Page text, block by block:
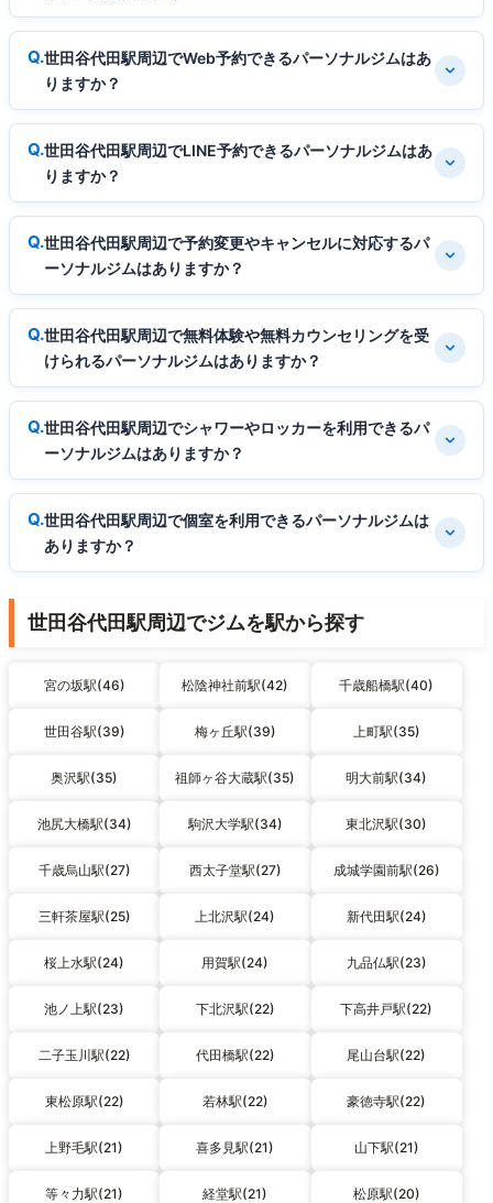
世田谷代田駅周辺でWeb予約できるパーソナルジムはあ
りますか？
世田谷代田駅周辺でLINE予約できるパーソナルジムはあ
りますか？
世田谷代田駅周辺で予約変更やキャンセルに対応するパ
ーソナルジムはありますか？
世田谷代田駅周辺で無料体験や無料カウンセリングを受
けられるパーソナルジムはありますか？
世田谷代田駅周辺でシャワーやロッカーを利用できるパ
ーソナルジムはありますか？
世田谷代田駅周辺で個室を利用できるパーソナルジムは
ありますか？
世田谷代田駅周辺でジムを駅から探す
宮の坂駅(46) 松陰神社前駅(42) 千歳船橋駅(40)
世田谷駅(39) 梅ヶ丘駅(39) 上町駅(35)
奥沢駅(35) 祖師ヶ谷大蔵駅(35) 明大前駅(34)
池尻大橋駅(34) 駒沢大学駅(34) 東北沢駅(30)
千歳烏山駅(27) 西太子堂駅(27) 成城学園前駅(26)
三軒茶屋駅(25) 上北沢駅(24) 新代田駅(24)
桜上水駅(24) 用賀駅(24) 九品仏駅(23)
池ノ上駅(23) 下北沢駅(22) 下高井戸駅(22)
二子玉川駅(22) 代田橋駅(22) 尾山台駅(22)
東松原駅(22) 若林駅(22) 豪徳寺駅(22)
上野毛駅(21) 喜多見駅(21) 山下駅(21)
等々力駅(21) 経堂駅(21) 松原駅(20)